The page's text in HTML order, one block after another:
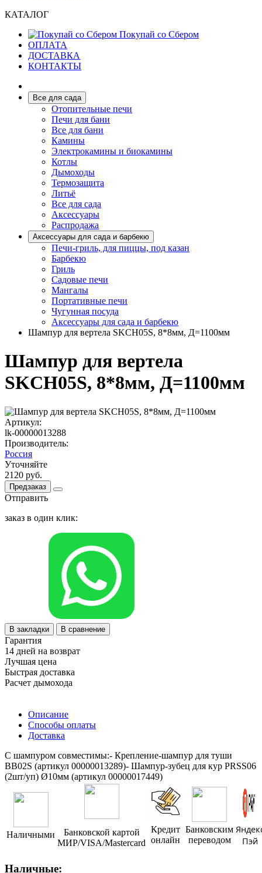
КАТАЛОГ
Покупай со Сбером
ОПЛАТА
ДОСТАВКА
КОНТАКТЫ
Все для сада
Отопительные печи
Печи для бани
Все для бани
Камины
Электрокамины и биокамины
Котлы
Дымоходы
Термозащита
Литьё
Все для сада
Аксессуары
Распродажа
Аксессуары для сада и барбекю
Печи-гриль, для пиццы, под казан
Барбекю
Гриль
Садовые печи
Мангалы
Портативные печи
Чугунная посуда
Аксессуары для сада и барбекю
Шампур для вертела SKCH05S, 8*8мм, Д=1100мм
Шампур для вертела
SKCH05S, 8*8мм, Д=1100мм
Артикул:
lk-00000013288
Производитель:
Россия
Уточняйте
2120 руб.
Предзаказ
Отправить
заказ в один клик:
В закладки В сравнение
Гарантия
14 дней на возврат
Лучшая цена
Быстрая доставка
Расчет дымохода
Описание
Способы оплаты
Доставка
С шампуром совместимы:- Крепление-шампур для туши
BB02S (артикул 00000013289)- Шампур-зубец для кур PRSS06
(2шт/уп) Ø10мм (артикул 00000017449)
Наличными
Банковской картой
МИР/VISA/Mastercard
Кредит
онлайн
Банковским
переводом
Пэй
Наличные: